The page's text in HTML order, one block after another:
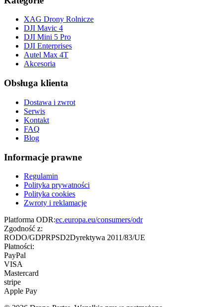
XAG Drony Rolnicze
DJI Mavic 4
DJI Mini 5 Pro
DJI Enterprises
Autel Max 4T
Akcesoria
Obsługa klienta
Dostawa i zwrot
Serwis
Kontakt
FAQ
Blog
Informacje prawne
Regulamin
Polityka prywatności
Polityka cookies
Zwroty i reklamacje
Platforma ODR:ec.europa.eu/consumers/odr
Zgodność z:
RODO/GDPRPSD2Dyrektywa 2011/83/UE
Płatności:
PayPal
VISA
Mastercard
stripe
Apple Pay